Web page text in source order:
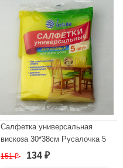
В наличии
Салфетка универсальная
вискоза 30*38см Русалочка 5
штук в упаковке
151₽ 134 ₽